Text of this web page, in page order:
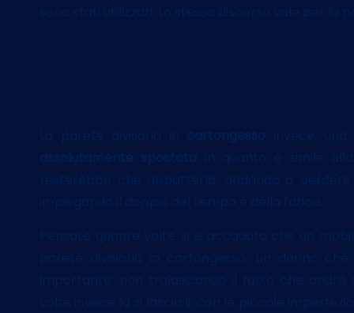
sono stati utilizzati. Lo stesso discorso vale per la
La parete divisoria in cartongesso invece,
assolutamente spostata
in quanto è simile
resterebbe che abbatterla, andando a
impiegando il doppio del tempo e della fatica.
Pensate quante volte vi è accaduto che un
parete divisioria in cartongesso: un danno
importante; non tralasciando il fatto che andrà
volte invece la si lascia li, con le piccole